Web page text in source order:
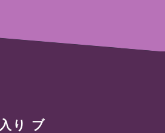
り ブ